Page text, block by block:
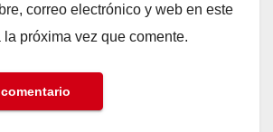
correo electrónico y web en este
próxima vez que comente.